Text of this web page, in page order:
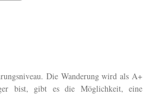
Die Wanderung wird als A+
bist, gibt es die Möglichkeit, eine